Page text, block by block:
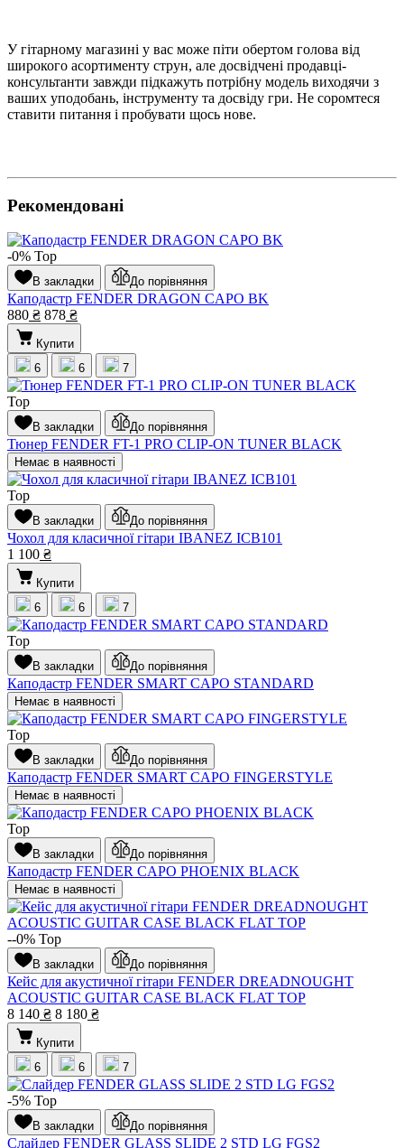
У гітарному магазині у вас може піти обертом голова від
широкого асортименту струн, але досвідчені продавці-
консультанти завжди підкажуть потрібну модель виходячи з
ваших уподобань, інструменту та досвіду гри. Не соромтеся
ставити питання і пробувати щось нове.
Рекомендовані
-0% Top
В закладки До порівняння
Каподастр FENDER DRAGON CAPO BK
880 ₴ 878 ₴
Купити
6
6 7
Top
В закладки До порівняння
Тюнер FENDER FT-1 PRO CLIP-ON TUNER BLACK
Немає в наявності
Top
В закладки До порівняння
Чохол для класичної гітари IBANEZ ICB101
1 100 ₴
Купити
6
6 7
Top
В закладки До порівняння
Каподастр FENDER SMART CAPO STANDARD
Немає в наявності
Top
В закладки До порівняння
Каподастр FENDER SMART CAPO FINGERSTYLE
Немає в наявності
Top
В закладки До порівняння
Каподастр FENDER CAPO PHOENIX BLACK
Немає в наявності
--0% Top
В закладки До порівняння
Кейс для акустичної гітари FENDER DREADNOUGHT
ACOUSTIC GUITAR CASE BLACK FLAT TOP
8 140 ₴ 8 180 ₴
Купити
6
6 7
-5% Top
В закладки До порівняння
Слайдер FENDER GLASS SLIDE 2 STD LG FGS2